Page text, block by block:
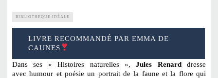
BIBLIOTHEQUE IDÉALE
LIVRE RECOMMANDÉ PAR EMMA DE
CAUNES
Dans ses « Histoires naturelles »,Jules Renarddresse
avec humour et poésie un portrait de la faune et la flore qui